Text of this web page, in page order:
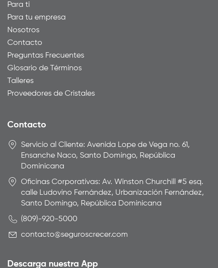
Para ti
Para tu empresa
Nosotros
Contacto
Preguntas Frecuentes
Glosario de Términos
Talleres
Proveedores de Cristales
Contacto
Servicio al Cliente: Avenida Lope de Vega no. 61,
Ensanche Naco, Santo Domingo, República
Dominicana
Oficinas Corporativas: Av. Winston Churchill #5 esq.
calle Ludovino Fernández, Urbanización Fernández,
Santo Domingo, República Dominicana
(809)-920-5000
contacto@seguroscrecer.com
Descarga nuestra App